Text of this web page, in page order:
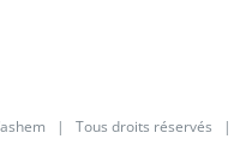
| Tous droits réservés |